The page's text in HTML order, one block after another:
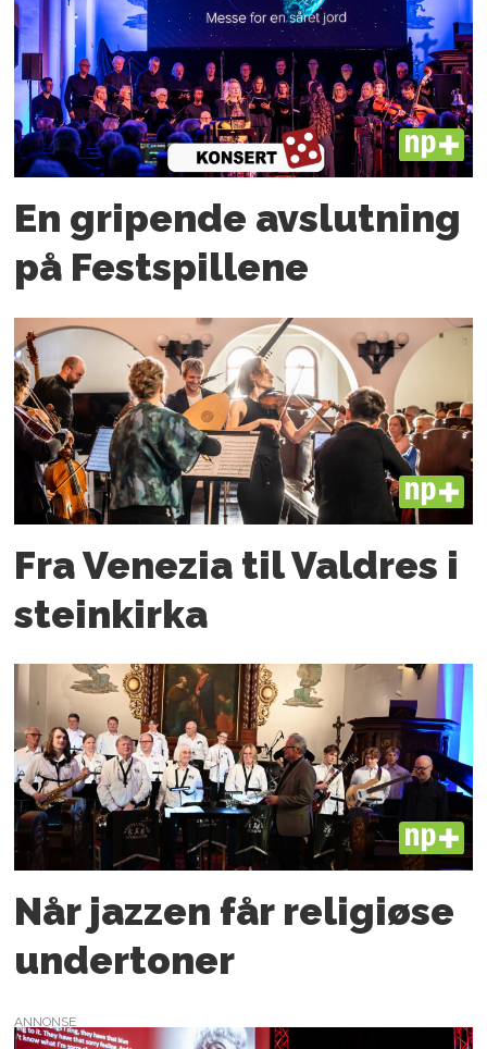
PLUS
En gripende avslutning
på Festspillene
PLUS
Fra Venezia til Valdres i
steinkirka
PLUS
Når jazzen får religiøse
undertoner
ANNONSE